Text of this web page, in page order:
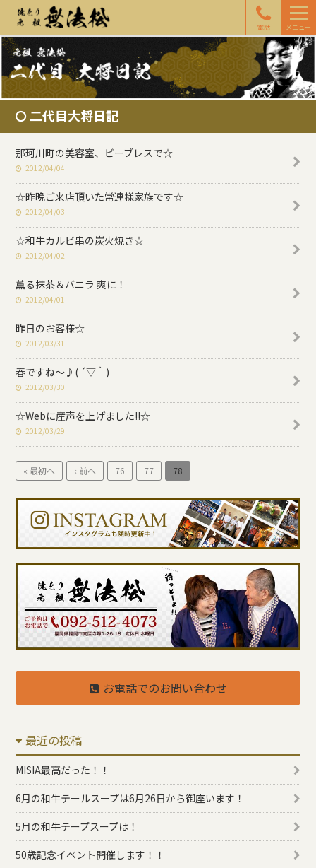
電話 メニュー
二代目大将日記
那珂川町の美容室、ビーブレスで☆
2012/04/04
☆昨晩ご来店頂いた常連様家族です☆
2012/04/03
☆和牛カルビ串の炭火焼き☆
2012/04/02
薫る抹茶＆バニラ 爽に！
2012/04/01
昨日のお客様☆
2012/03/31
春ですね〜♪( ´▽｀)
2012/03/30
☆Webに産声を上げました!!☆
2012/03/29
« 最初へ ‹ 前へ 76 77 78
お電話でのお問い合わせ
最近の投稿
MISIA最高だった！！
6月の和牛テールスープは6月26日から御座います！
5月の和牛テープスープは！
50歳記念イベント開催します！！